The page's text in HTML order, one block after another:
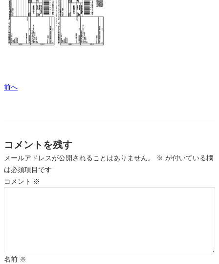
前へ
コメントを残す
メールアドレスが公開されることはありません。 ※ が付いている欄
は必須項目です
コメント ※
名前 ※